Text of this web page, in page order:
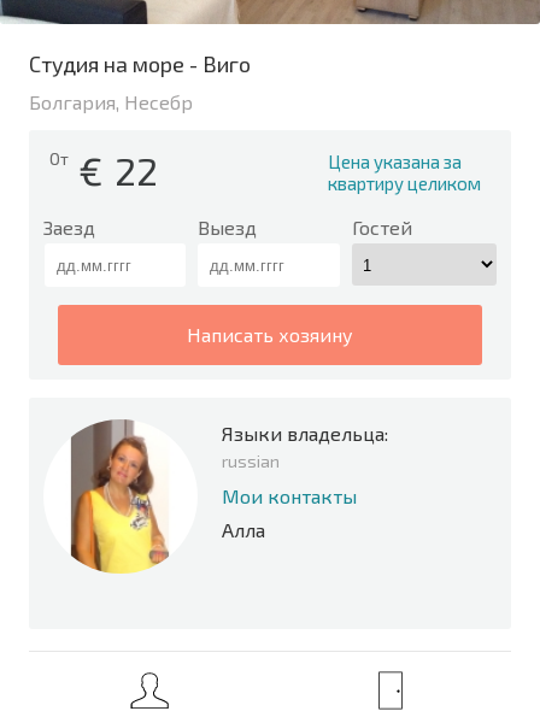
Студия на море - Виго
Болгария, Несебр
От € 22
Цена указана за
квартиру целиком
Заезд Выезд Гостей
написать хозяину
Языки владельца:
russian
Мои контакты
Алла